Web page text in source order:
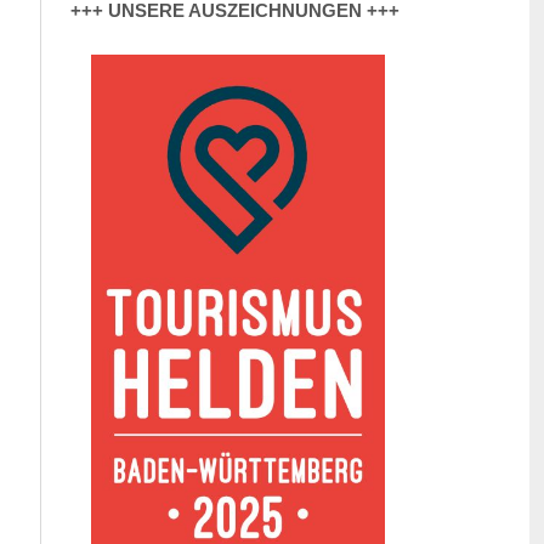
+++ UNSERE AUSZEICHNUNGEN +++